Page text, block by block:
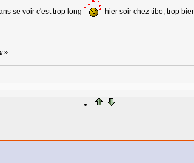
se voir c'est trop long hier soir chez tibo, trop
»